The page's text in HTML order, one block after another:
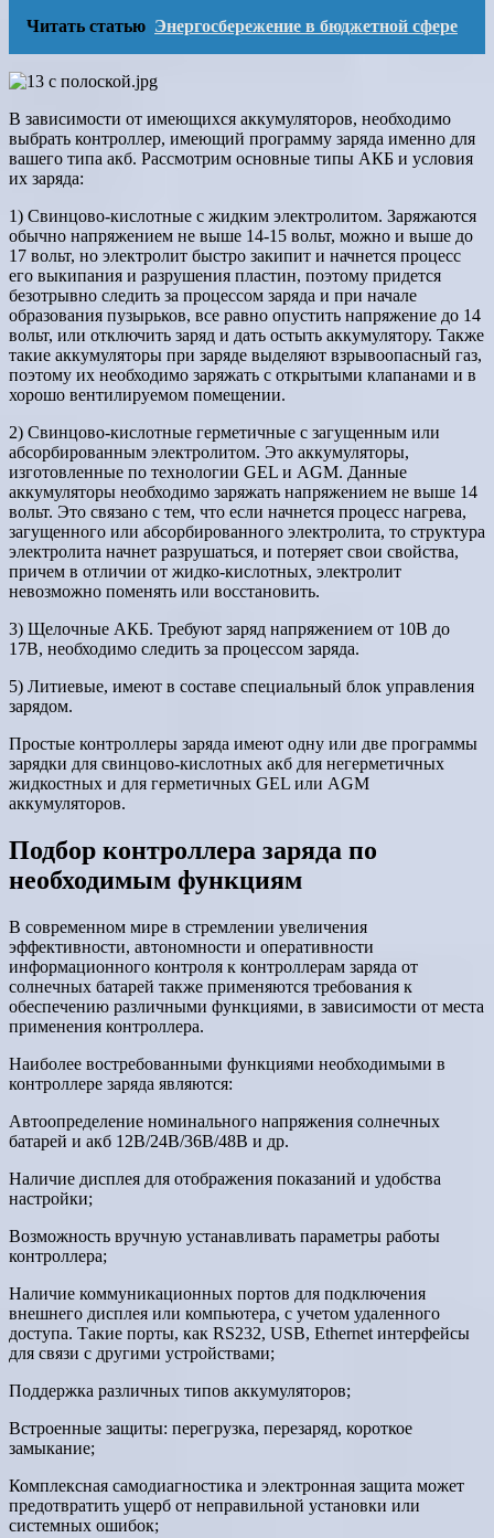
Читать статью Энергосбережение в бюджетной сфере
В зависимости от имеющихся аккумуляторов, необходимо
выбрать контроллер, имеющий программу заряда именно для
вашего типа акб. Рассмотрим основные типы АКБ и условия
их заряда:
1) Свинцово-кислотные с жидким электролитом. Заряжаются
обычно напряжением не выше 14-15 вольт, можно и выше до
17 вольт, но электролит быстро закипит и начнется процесс
его выкипания и разрушения пластин, поэтому придется
безотрывно следить за процессом заряда и при начале
образования пузырьков, все равно опустить напряжение до 14
вольт, или отключить заряд и дать остыть аккумулятору. Также
такие аккумуляторы при заряде выделяют взрывоопасный газ,
поэтому их необходимо заряжать с открытыми клапанами и в
хорошо вентилируемом помещении.
2) Свинцово-кислотные герметичные с загущенным или
абсорбированным электролитом. Это аккумуляторы,
изготовленные по технологии GEL и AGM. Данные
аккумуляторы необходимо заряжать напряжением не выше 14
вольт. Это связано с тем, что если начнется процесс нагрева,
загущенного или абсорбированного электролита, то структура
электролита начнет разрушаться, и потеряет свои свойства,
причем в отличии от жидко-кислотных, электролит
невозможно поменять или восстановить.
3) Щелочные АКБ. Требуют заряд напряжением от 10В до
17В, необходимо следить за процессом заряда.
5) Литиевые, имеют в составе специальный блок управления
зарядом.
Простые контроллеры заряда имеют одну или две программы
зарядки для свинцово-кислотных акб для негерметичных
жидкостных и для герметичных GEL или AGM
аккумуляторов.
Подбор контроллера заряда по
необходимым функциям
В современном мире в стремлении увеличения
эффективности, автономности и оперативности
информационного контроля к контроллерам заряда от
солнечных батарей также применяются требования к
обеспечению различными функциями, в зависимости от места
применения контроллера.
Наиболее востребованными функциями необходимыми в
контроллере заряда являются:
Автоопределение номинального напряжения солнечных
батарей и акб 12В/24В/36В/48В и др.
Наличие дисплея для отображения показаний и удобства
настройки;
Возможность вручную устанавливать параметры работы
контроллера;
Наличие коммуникационных портов для подключения
внешнего дисплея или компьютера, с учетом удаленного
доступа. Такие порты, как RS232, USB, Ethernet интерфейсы
для связи с другими устройствами;
Поддержка различных типов аккумуляторов;
Встроенные защиты: перегрузка, перезаряд, короткое
замыкание;
Комплексная самодиагностика и электронная защита может
предотвратить ущерб от неправильной установки или
системных ошибок;